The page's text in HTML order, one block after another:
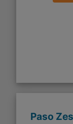
Paso